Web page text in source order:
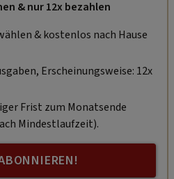
& nur 12x bezahlen
& kostenlos nach Hause
Erscheinungsweise: 12x
Frist zum Monatsende
Mindestlaufzeit).